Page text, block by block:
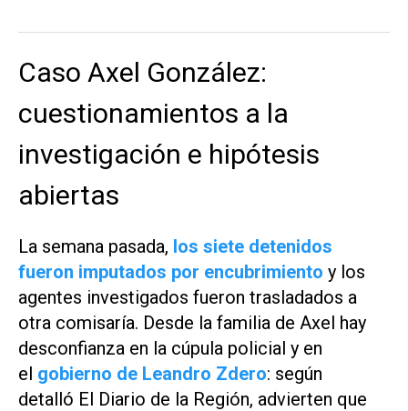
Caso Axel González:
cuestionamientos a la
investigación e hipótesis
abiertas
La semana pasada, los siete detenidos
fueron imputados por encubrimiento y los
agentes investigados fueron trasladados a
otra comisaría. Desde la familia de Axel hay
desconfianza en la cúpula policial y en
el gobierno de Leandro Zdero: según
detalló El Diario de la Región, advierten que